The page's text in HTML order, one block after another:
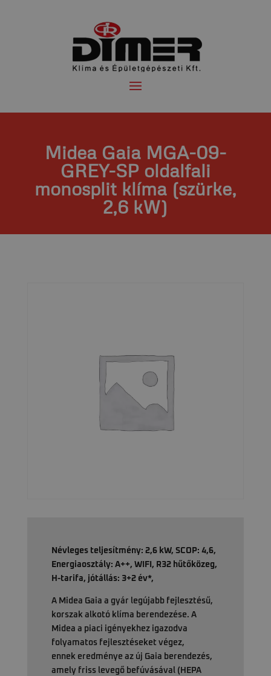
Midea Gaia MGA-09-
GREY-SP oldalfali
monosplit klíma (szürke,
2,6 kW)
Névleges teljesítmény: 2,6 kW, SCOP: 4,6,
Energiaosztály: A++, WIFI, R32 hűtőközeg,
H-tarifa, jótállás: 3+2 év*,
A Midea Gaia a gyár legújabb fejlesztésű,
korszak alkotó klíma berendezése. A
Midea a piaci igényekhez igazodva
folyamatos fejlesztéseket végez,
ennek eredménye az új Gaia berendezés,
amely friss levegő befúvásával (HEPA